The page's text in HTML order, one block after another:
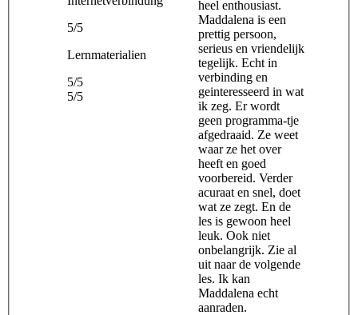
5/5
Lernmaterialien
5/5
5/5
heel enthousiast.
Maddalena is een
prettig persoon,
serieus en vriendelijk
tegelijk. Echt in
verbinding en
geinteresseerd in wat
ik zeg. Er wordt
geen programma-tje
afgedraaid. Ze weet
waar ze het over
heeft en goed
voorbereid. Verder
acuraat en snel, doet
wat ze zegt. En de
les is gewoon heel
leuk. Ook niet
onbelangrijk. Zie al
uit naar de volgende
les. Ik kan
Maddalena echt
aanraden.